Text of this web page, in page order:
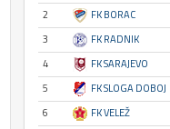
2
FK BORAC
3
FK RADNIK
4
FK SARAJEVO
5
FK SLOGA DOBOJ
6
FK VELEŽ